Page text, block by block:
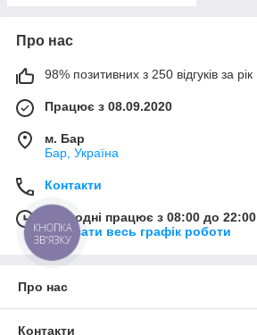
Про нас
98% позитивних з 250 відгуків за рік
Працює з 08.09.2020
м. Бар
Бар, Україна
Контакти
Сьогодні працює з 08:00 до 22:00
Показати весь графік роботи
Про нас
Контакти
КНОПКА
ЗВ'ЯЗКУ